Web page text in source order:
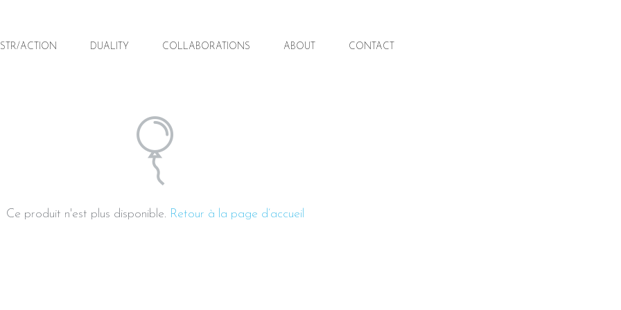
ACTION DUALITY COLLABORATIONS ABOUT CONTACT
ACTION DUALITY COLLABORATIONS ABOUT CONTACT
Ce produit n'est plus disponible. Retour à la page d’accueil